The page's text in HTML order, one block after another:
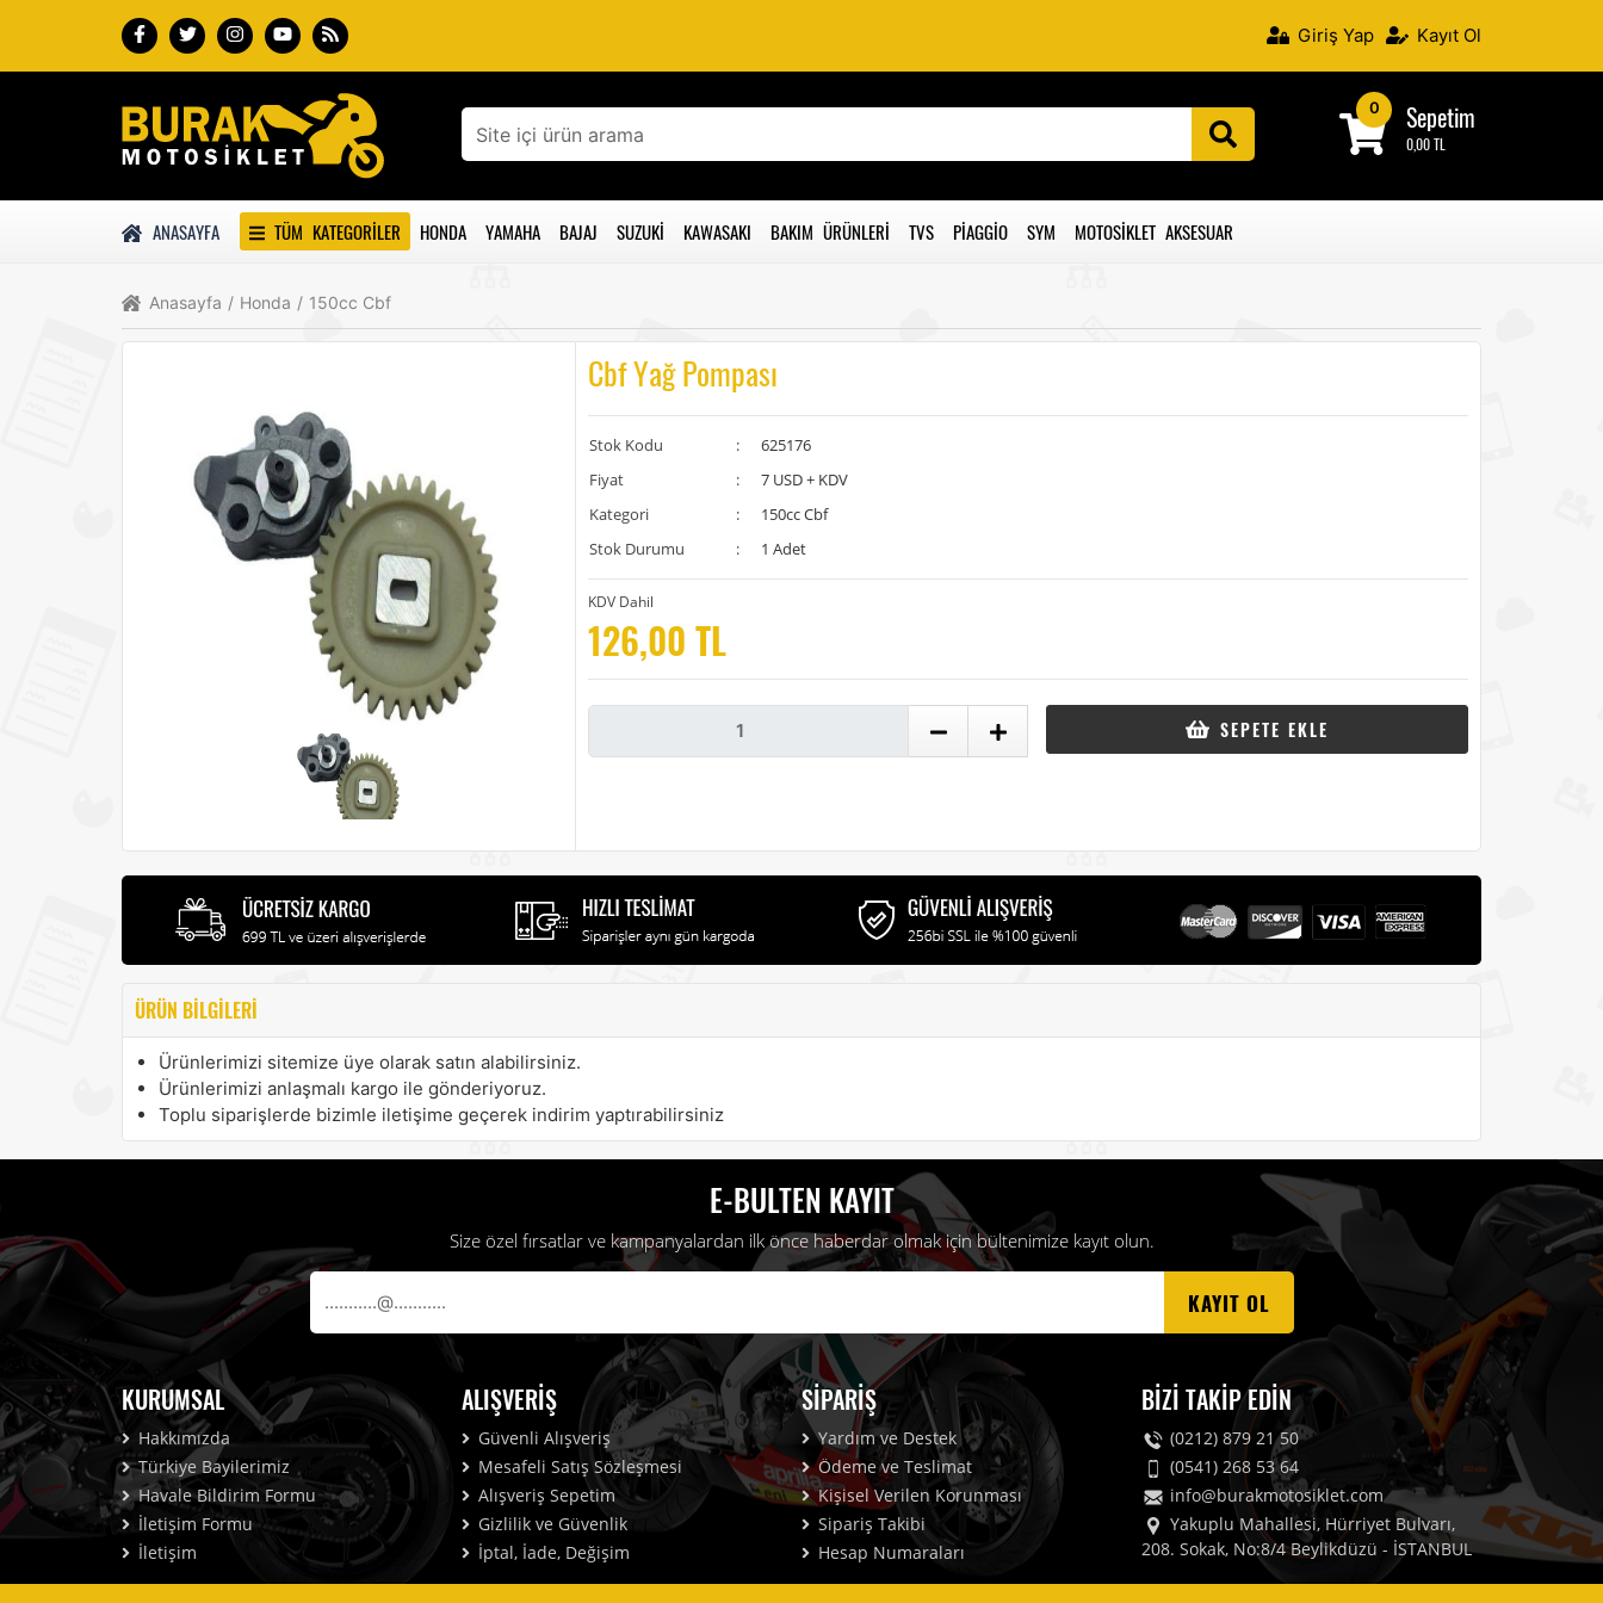
Giriş Yap Kayıt Ol
0 Sepetim
0,00 TL
ANASAYFA TÜM KATEGORILER HONDA YAMAHA BAJAJ SUZUKI KAWASAKI BAKIM ÜRÜNLERI TVS PIAGGIO SYM MOTOSIKLET AKSESUAR
Anasayfa / Honda / 150cc Cbf
Cbf Yağ Pompası
Stok Kodu :
625176
Fiyat
:
7 USD + KDV
Kategori
:
150cc Cbf
Stok Durumu
: 1 Adet
KDV Dahil
126,00 TL
SEPETE EKLE
ÜRÜN BILGILERI
Ürünlerimizi sitemize üye olarak satın alabilirsiniz.
Ürünlerimizi anlaşmalı kargo ile gönderiyoruz.
Toplu siparişlerde bizimle iletişime geçerek indirim yaptırabilirsiniz
E-BULTEN KAYIT
Size özel fırsatlar ve kampanyalardan ilk önce haberdar olmak için bültenimize kayıt olun.
KAYIT OL
KURUMSAL
Hakkımızda
Türkiye Bayilerimiz
Havale Bildirim Formu
İletişim Formu
İletişim
ALIŞVERIŞ
Güvenli Alışveriş
Mesafeli Satış Sözleşmesi
Alışveriş Sepetim
Gizlilik ve Güvenlik
İptal, İade, Değişim
SIPARIŞ
Yardım ve Destek
Ödeme ve Teslimat
Kişisel Verilen Korunması
Sipariş Takibi
Hesap Numaraları
BIZI TAKIP EDIN
(0212) 879 21 50
(0541) 268 53 64
info@burakmotosiklet.com
Yakuplu Mahallesi, Hürriyet Bulvarı,
208. Sokak, No:8/4 Beylikdüzü - İSTANBUL